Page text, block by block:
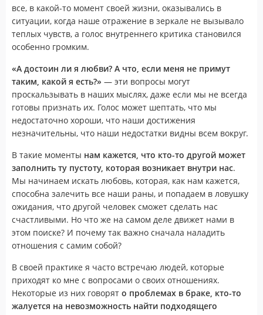
все, в какой-то момент своей жизни, оказывались в
ситуации, когда наше отражение в зеркале не вызывало
теплых чувств, а голос внутреннего критика становился
особенно громким.
«А достоин ли я любви? А что, если меня не примут
таким, какой я есть?» — эти вопросы могут
проскальзывать в наших мыслях, даже если мы не всегда
готовы признать их. Голос может шептать, что мы
недостаточно хороши, что наши достижения
незначительны, что наши недостатки видны всем вокруг.
В такие моменты нам кажется, что кто-то другой может
заполнить ту пустоту, которая возникает внутри нас.
Мы начинаем искать любовь, которая, как нам кажется,
способна залечить все наши раны, и попадаем в ловушку
ожидания, что другой человек сможет сделать нас
счастливыми. Но что же на самом деле движет нами в
этом поиске? И почему так важно сначала наладить
отношения с самим собой?
В своей практике я часто встречаю людей, которые
приходят ко мне с вопросами о своих отношениях.
Некоторые из них говорят о проблемах в браке, кто-то
жалуется на невозможность найти подходящего